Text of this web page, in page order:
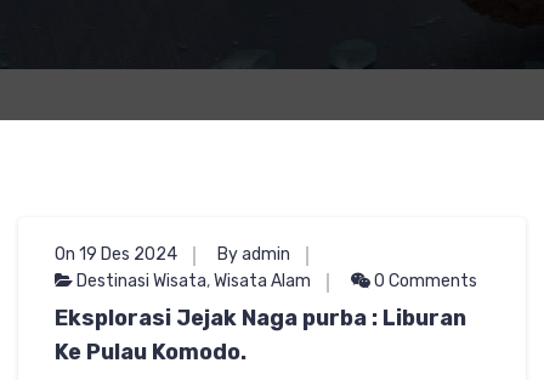
On 19 Des 2024
By admin
Destinasi Wisata,Wisata Alam 0 Comments
Eksplorasi Jejak Naga purba : Liburan
Ke Pulau Komodo.